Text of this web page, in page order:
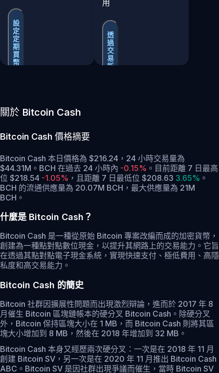
設
定
定
期
買
幣
用
透
過
交
易
所
關於 Bitcoin Cash
Bitcoin Cash 價格摘要
Bitcoin Cash 本日價格為 $216.24，24 小時交易量為
$44.31M。BCH 在過去 24 小時內 -0.15% 。 目前距離 7 日最高
位 $218.54 -1.05% ， 且距離 7 日最低位 $208.63 3.65% 。
BCH 的流通供應量為 20.07M BCH，最大供應量為 21M
BCH。
什麼是 Bitcoin Cash？
Bitcoin Cash 是一種從原始 Bitcoin 專案改編而成的加密貨幣，
創建為一種點對點數位現金，以提升其網路上的交易能力。它旨
在透過其點對點電子現金系統，實現快速支付、極低費用、高隱
私度和高交易能力。
Bitcoin Cash 的簡史
Bitcoin 社群因擴展性問題而出現激烈辯論，進而於 2017 年 8
月催生 Bitcoin 區塊鏈帳本的硬分叉 Bitcoin Cash。除硬分叉
外，Bitcoin 保持區塊大小在 1 MB，而 Bitcoin Cash 則將其區
塊大小增加到 8 MB，然後在 2018 年增加到 32 MB。
Bitcoin Cash 本身又經歷兩次硬分叉：一次是在 2018 年 11 月
創建 Bitcoin SV，另一次是在 2020 年 11 月推出 Bitcoin Cash
ABC。Bitcoin SV 是因社群出現爭議而催生，當時 Bitcoin SV